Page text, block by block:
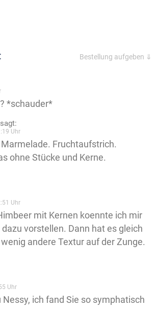
Bestellung aufgeben ⇓
*schauder*
sagt:
Uhr
Fruchtaufstrich.
ohne Stücke und Kerne.
Uhr
mit Kernen koennte ich mir
vorstellen. Dann hat es gleich
andere Textur auf der Zunge.
Uhr
Nessy, ich fand Sie so symphatisch